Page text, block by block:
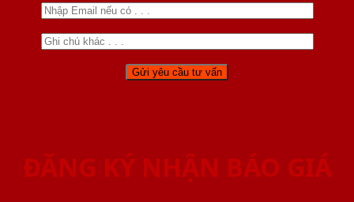
ĐĂNG KÝ NHẬN BÁO GIÁ